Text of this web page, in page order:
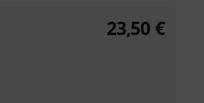
23,50 €